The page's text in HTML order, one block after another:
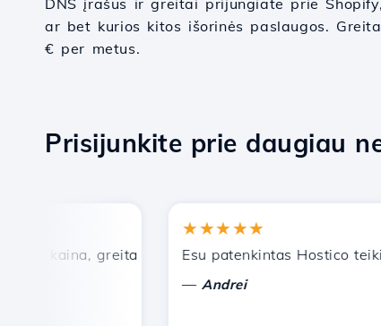
DNS įrašus ir greitai prijungiate prie
ar bet kurios kitos išorinės paslaugos.
€ per metus.
Prisijunkite prie daugiau
kaina, greita ir efektyvi techninė pagalba.
★★★★★
Esu patenkintas Hostico
Andrei